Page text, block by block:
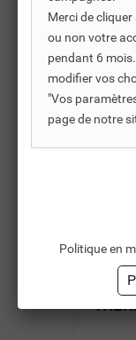
-35%
Merci de
ou non votre
pendant 6
modifier vos
"Vos
page de notre
Politique en